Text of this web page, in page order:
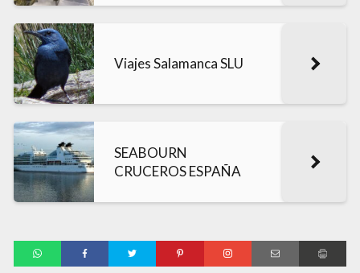
Viajes Salamanca SLU
SEABOURN
CRUCEROS ESPAÑA